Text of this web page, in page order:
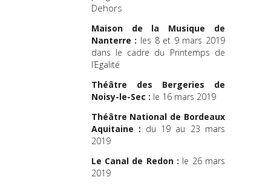
Dehors
Maison de la Musique de
Nanterre : les 8 et 9 mars 2019
dans le cadre du Printemps de
l’Egalité
Théâtre des Bergeries de
Noisy-le-Sec : le 16 mars 2019
Théâtre National de Bordeaux
Aquitaine : du 19 au 23 mars
2019
Le Canal de Redon : le 26 mars
2019